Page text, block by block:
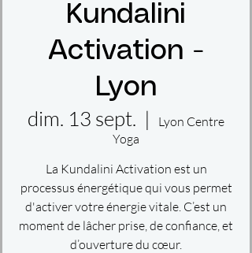
Kundalini
Activation -
Lyon
dim. 13 sept.
  |
Lyon Centre
Yoga
La Kundalini Activation est un
processus énergétique qui vous permet
d'activer votre énergie vitale. C’est un
moment de lâcher prise, de confiance, et
d’ouverture du cœur.